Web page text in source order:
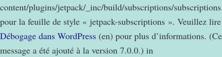
content/plugins/jetpack/_inc/build/subscriptions/
pour la feuille de style « jetpack-subscriptions ». Veuillez lire
Débogage dans WordPress (en) pour plus d’informations. (Ce
message a été ajouté à la version 7.0.0.) in